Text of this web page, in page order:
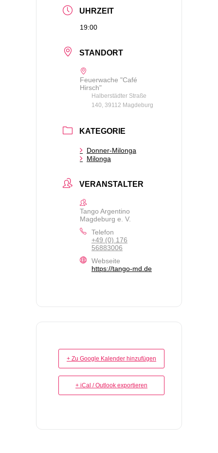
UHRZEIT
19:00
STANDORT
Feuerwache "Café
Hirsch"
Halberstädter Straße
140, 39112 Magdeburg
KATEGORIE
Donner-Milonga
Milonga
VERANSTALTER
Tango Argentino
Magdeburg e. V.
Telefon
+49 (0) 176
56883006
Webseite
https://tango-md.de
+ Zu Google Kalender hinzufügen
+ iCal / Outlook exportieren